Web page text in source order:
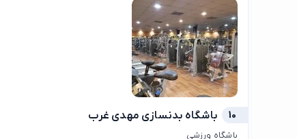
10 باشگاه بدنسازی مهدی غرب
باشگاه ورزشی